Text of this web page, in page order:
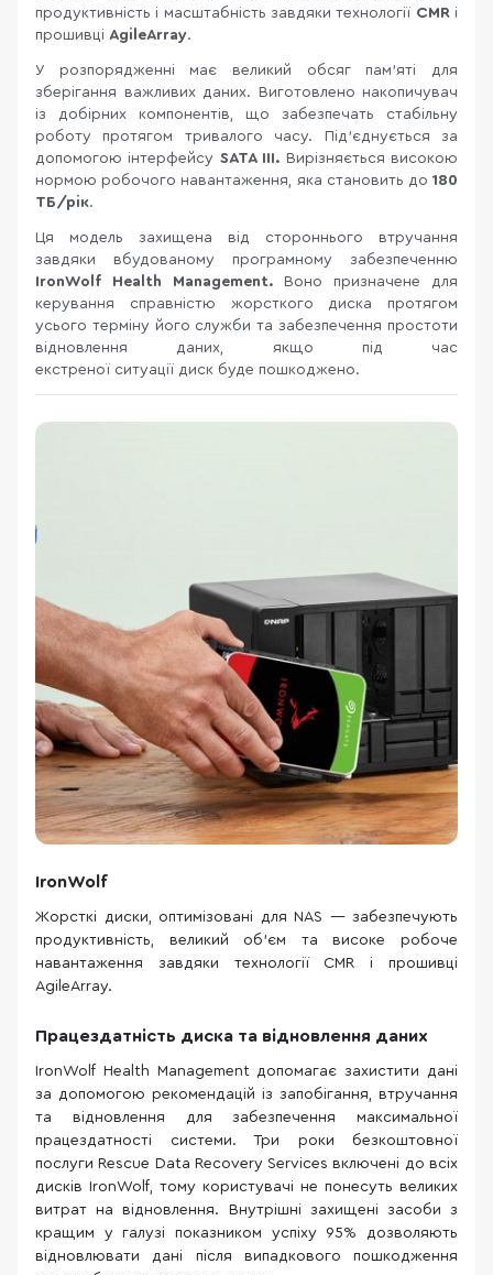
продуктивність і масштабність завдяки технології CMRі
прошивці AgileArray.
У розпорядженні має великий обсяг пам’яті для
зберігання важливих даних. Виготовлено накопичувач
із добірних компонентів, що забезпечать стабільну
роботу протягом тривалого часу. Під’єднується за
допомогою інтерфейсу SATA III. Вирізняється високою
нормою робочого навантаження, яка становить до 180
ТБ/рік.
Ця модель захищена від стороннього втручання
завдяки вбудованому програмному забезпеченню
IronWolf Health Management. Воно призначене для
керування справністю жорсткого диска протягом
усього терміну його служби та забезпечення простоти
відновлення даних, якщо під час
екстреної ситуації диск буде пошкоджено.
IronWolf
Жорсткі диски, оптимізовані для NAS — забезпечують
продуктивність, великий об'єм та високе робоче
навантаження завдяки технології CMR і прошивці
AgileArray.
Працездатність диска та відновлення даних
IronWolf Health Management допомагає захистити дані
за допомогою рекомендацій із запобігання, втручання
та відновлення для забезпечення максимальної
працездатності системи. Три роки безкоштовної
послуги Rescue Data Recovery Services включені до всіх
дисків IronWolf, тому користувачі не понесуть великих
витрат на відновлення. Внутрішні захищені засоби з
кращим у галузі показником успіху 95% дозволяють
відновлювати дані після випадкового пошкодження